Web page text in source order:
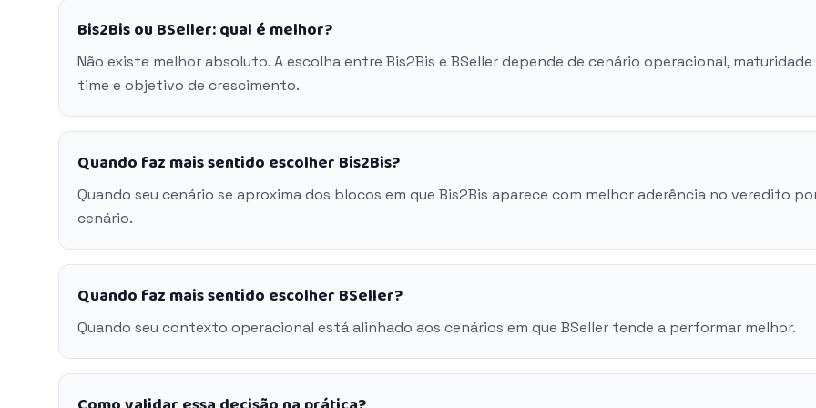
Bis2Bis ou BSeller: qual é melhor?
Não existe melhor absoluto. A escolha entre Bis2Bis e BSeller depende de cenário operacional,
time e objetivo de crescimento.
Quando faz mais sentido escolher Bis2Bis?
Quando seu cenário se aproxima dos blocos em que Bis2Bis aparece com melhor aderência no veredito
cenário.
Quando faz mais sentido escolher BSeller?
Quando seu contexto operacional está alinhado aos cenários em que BSeller tende a performar melhor.